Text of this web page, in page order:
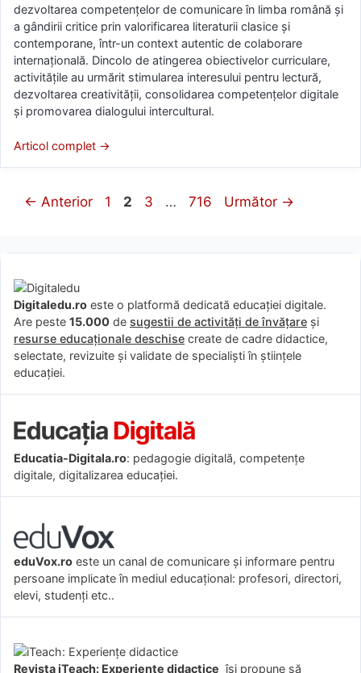
dezvoltarea competențelor de comunicare în limba română și
a gândirii critice prin valorificarea literaturii clasice și
contemporane, într-un context autentic de colaborare
internațională. Dincolo de atingerea obiectivelor curriculare,
activitățile au urmărit stimularea interesului pentru lectură,
dezvoltarea creativității, consolidarea competențelor digitale
și promovarea dialogului intercultural.
Articol complet →
← Anterior Pagina
1 Pagina
2 Pagina
3 … Pagina
716 Următor →
Digitaledu.ro este o platformă dedicată educației digitale.
Are peste 15.000 de sugestii de activități de învățare și
resurse educaționale deschise create de cadre didactice,
selectate, revizuite și validate de specialiști în științele
educației.
Educatia-Digitala.ro: pedagogie digitală, competențe
digitale, digitalizarea educației.
eduVox.ro este un canal de comunicare și informare pentru
persoane implicate în mediul educațional: profesori, directori,
elevi, studenți etc..
Revista iTeach: Experienţe didactice îşi propune să